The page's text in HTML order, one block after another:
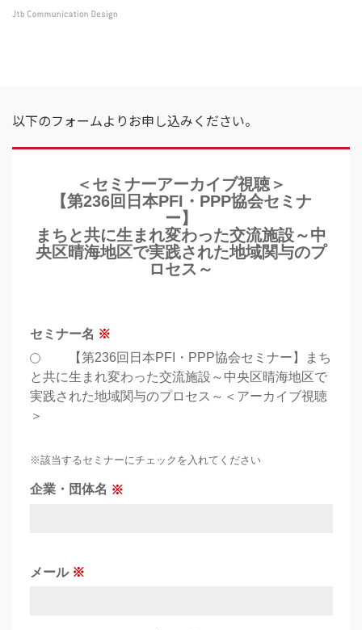
TOP セミナーのお申し込み
以下のフォームよりお申し込みください。
＜セミナーアーカイブ視聴＞
【第236回日本PFI・PPP協会セミナ
ー】
まちと共に生まれ変わった交流施設～中
央区晴海地区で実践された地域関与のプ
ロセス～
セミナー名
【第236回日本PFI・PPP協会セミナー】まち
と共に生まれ変わった交流施設～中央区晴海地区で
実践された地域関与のプロセス～＜アーカイブ視聴
＞
※該当するセミナーにチェックを入れてください
企業・団体名
メール